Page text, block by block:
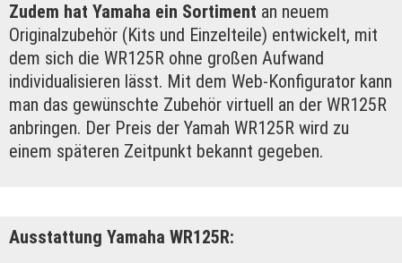
Zudem hat Yamaha ein Sortiment an neuem
Originalzubehör (Kits und Einzelteile) entwickelt, mit
dem sich die WR125R ohne großen Aufwand
individualisieren lässt. Mit dem Web-Konfigurator kann
man das gewünschte Zubehör virtuell an der WR125R
anbringen. Der Preis der Yamah WR125R wird zu
einem späteren Zeitpunkt bekannt gegeben.
Ausstattung Yamaha WR125R: